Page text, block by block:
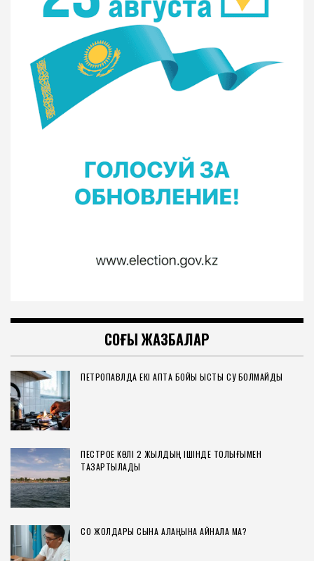
СОҢҒЫ ЖАЗБАЛАР
ПЕТРОПАВЛДА ЕКІ АПТА БОЙЫ ЫСТЫҚ СУ БОЛМАЙДЫ
ПЕСТРОЕ КӨЛІ 2 ЖЫЛДЫҢ ІШІНДЕ ТОЛЫҒЫМЕН
ТАЗАРТЫЛАДЫ
СҚО ЖОЛДАРЫ СЫНАҚ АЛАҢЫНА АЙНАЛА МА?